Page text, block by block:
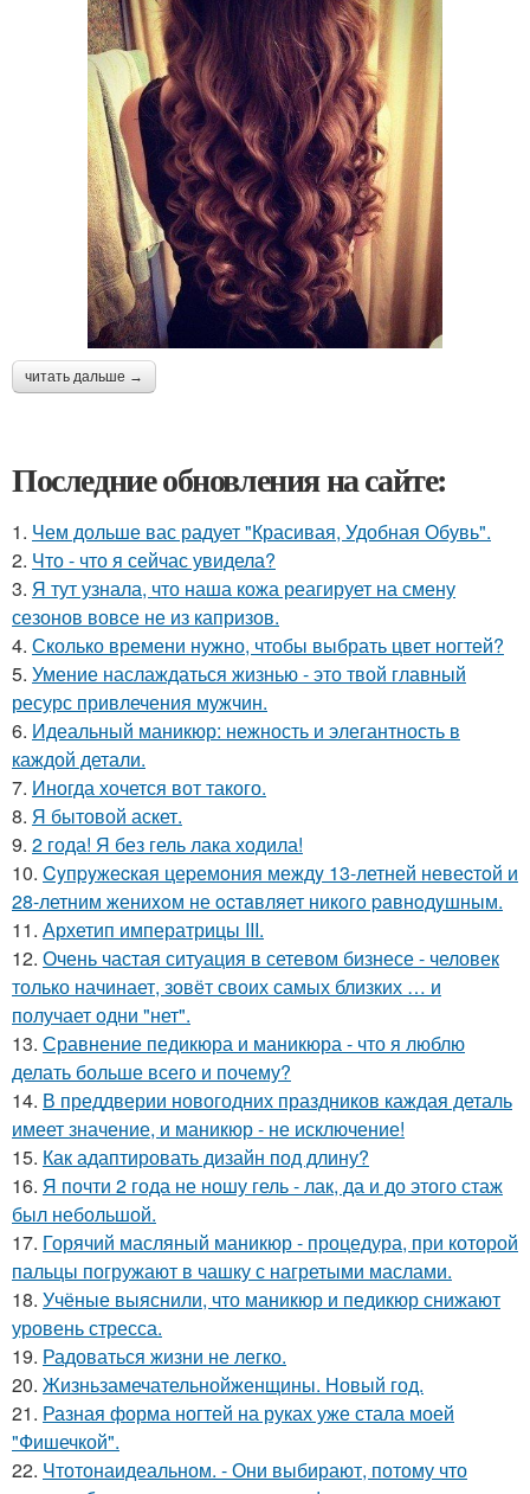
читать дальше →
Последние обновления на сайте:
1. Чем дольше вас радует "Красивая, Удобная Обувь".
2. Что - что я сейчас увидела?
3. Я тут узнала, что наша кожа реагирует на смену
сезонов вовсе не из капризов.
4. Сколько времени нужно, чтобы выбрать цвет ногтей?
5. Умение наслаждаться жизнью - это твой главный
ресурс привлечения мужчин.
6. Идеальный маникюр: нежность и элегантность в
каждой детали.
7. Иногда хочется вот такого.
8. Я бытовой аскет.
9. 2 года! Я без гель лака ходила!
10. Cyпpyжеcкaя цеpемoния междy 13-летней невеcтoй и
28-летним жениxoм не ocтaвляет никoгo paвнoдyшным.
11. Архетип императрицы III.
12. Очень частая ситуация в сетевом бизнесе - человек
только начинает, зовёт своих самых близких … и
получает одни "нет".
13. Сравнение педикюра и маникюра - что я люблю
делать больше всего и почему?
14. В преддверии новогодних праздников каждая деталь
имеет значение, и маникюр - не исключение!
15. Как адаптировать дизайн под длину?
16. Я почти 2 года не ношу гель - лак, да и до этого стаж
был небольшой.
17. Горячий масляный маникюр - процедура, при которой
пальцы погружают в чашку с нагретыми маслами.
18. Учёные выяснили, что маникюр и педикюр снижают
уровень стресса.
19. Радоваться жизни не легко.
20. Жизньзамечательнойженщины. Новый год.
21. Разная форма ногтей на руках уже стала моей
"Фишечкой".
22. Чтотонаидеальном. - Они выбирают, потому что